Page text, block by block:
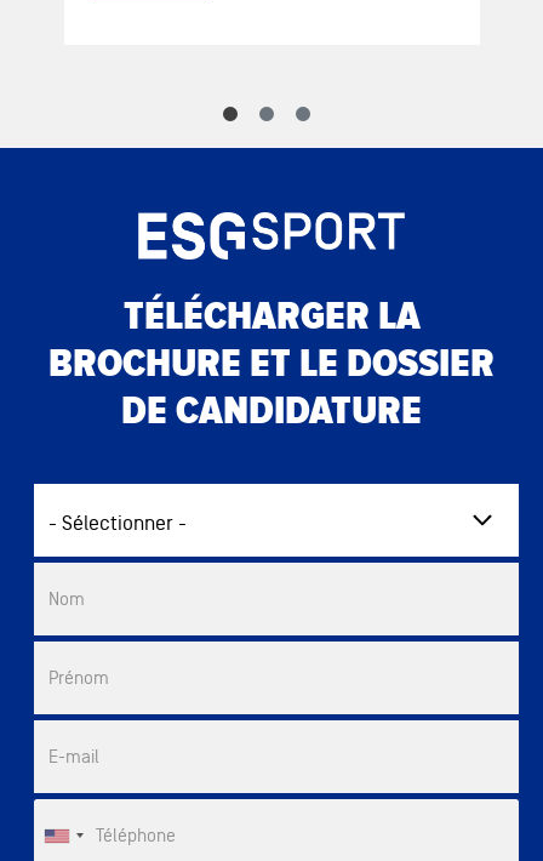
TÉLÉCHARGER LA
BROCHURE ET LE DOSSIER
DE CANDIDATURE
Nom
Prénom
E-mail
Téléphone